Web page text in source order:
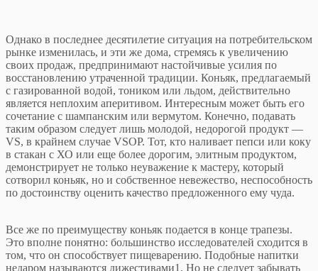
Однако в последнее десятилетие ситуация на потребительском
рынке изменилась, и эти же дома, стремясь к увеличению
своих продаж, предпринимают настойчивые усилия по
восстановлению утраченной традиции. Коньяк, предлагаемый
с газированной водой, тоником или льдом, действительно
является неплохим аперитивом. Интересным может быть его
сочетание с шампанским или вермутом. Конечно, подавать
таким образом следует лишь молодой, недорогой продукт —
VS, в крайнем случае VSOP. Тот, кто наливает пепси или коку
в стакан с ХО или еще более дорогим, элитным продуктом,
демонстрирует не только неуважение к мастеру, который
сотворил коньяк, но и собственное невежество, неспособность
по достоинству оценить качество предложенного ему чуда.
Все же по преимуществу коньяк подается в конце трапезы.
Это вполне понятно: большинство исследователей сходится в
том, что он способствует пищеварению. Подобные напитки
недаром называются дижестивами1. Но не следует забывать